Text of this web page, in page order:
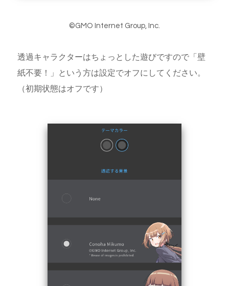
©GMO Internet Group, Inc.
透過キャラクターはちょっとした遊びですので「壁
紙不要！」という方は設定でオフにしてください。
（初期状態はオフです）